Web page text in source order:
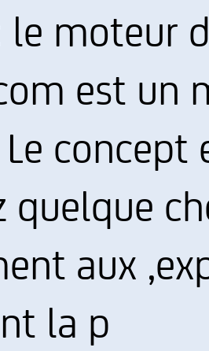
le moteur
est un
quelque
aux
la p